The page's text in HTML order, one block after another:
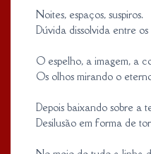
Noites, espaços, suspiros.
Dúvida dissolvida entre os
O espelho, a imagem, a
Os olhos mirando o
Depois baixando sobre a
Desilusão em forma de